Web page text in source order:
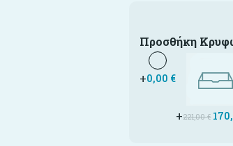
Προσθήκη
+0,00 €
+221,00€